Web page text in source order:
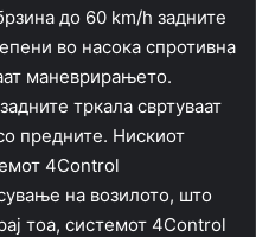
до 60 km/h задните
во насока спротивна
маневрирањето.
тркала свртуваат
предните. Нискиот
4Control
на возилото, што
тоа, системот 4Control